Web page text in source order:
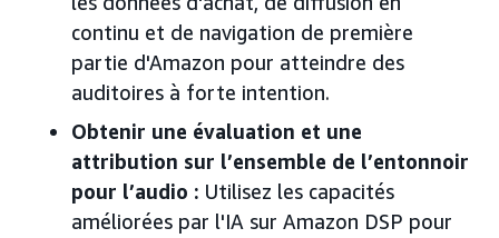
continu et de navigation de première
partie d'Amazon pour atteindre des
auditoires à forte intention.
Obtenir une évaluation et une
attribution sur l’ensemble de l’entonnoir
pour l’audio : Utilisez les capacités
améliorées par l'IA sur Amazon DSP pour